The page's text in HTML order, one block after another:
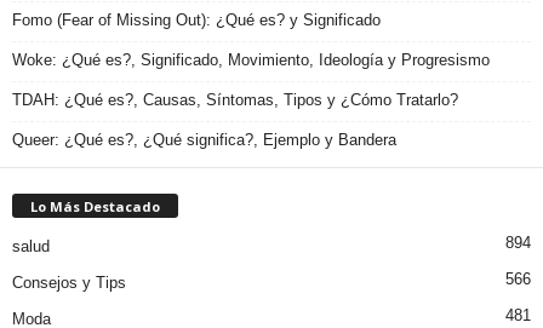
Fomo (Fear of Missing Out): ¿Qué es? y Significado
Woke: ¿Qué es?, Significado, Movimiento, Ideología y Progresismo
TDAH: ¿Qué es?, Causas, Síntomas, Tipos y ¿Cómo Tratarlo?
Queer: ¿Qué es?, ¿Qué significa?, Ejemplo y Bandera
Lo Más Destacado
salud 894
Consejos y Tips 566
Moda 481